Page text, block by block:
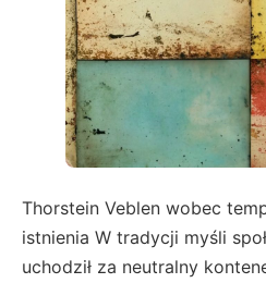
Thorstein Veblen wobec
istnienia W tradycji myśli
uchodził za neutralny